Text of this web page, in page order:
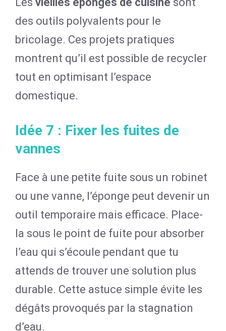
des outils polyvalents pour le
bricolage. Ces projets pratiques
montrent qu’il est possible de recycler
tout en optimisant l’espace
domestique.
Idée 7 : Fixer les fuites de
vannes
Face à une petite fuite sous un robinet
ou une vanne, l’éponge peut devenir un
outil temporaire mais efficace. Place-
la sous le point de fuite pour absorber
l’eau qui s’écoule pendant que tu
attends de trouver une solution plus
durable. Cette astuce simple évite les
dégâts provoqués par la stagnation
d’eau.